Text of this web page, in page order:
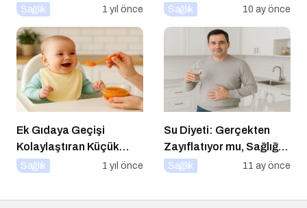
Sağlıklı Bir Geçiş İçin
Sağlık 1 yıl önce
Duygular
Sağlık 10 ay önce
Ek Gıdaya Geçişi
Kolaylaştıran Küçük
Sırlar
Sağlık 1 yıl önce
Su Diyeti: Gerçekten
Zayıflatıyor mu, Sağlığa
Zararları Ne?
Sağlık 11 ay önce